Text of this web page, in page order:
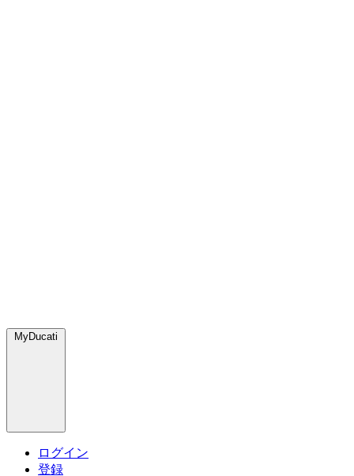
MyDucati
ログイン
登録